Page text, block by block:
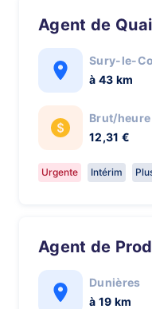
Agent de
Sury-le-
à 43 km
Brut/heure
12,31 €
Urgente Intérim
Agent de
Dunières
à 19 km